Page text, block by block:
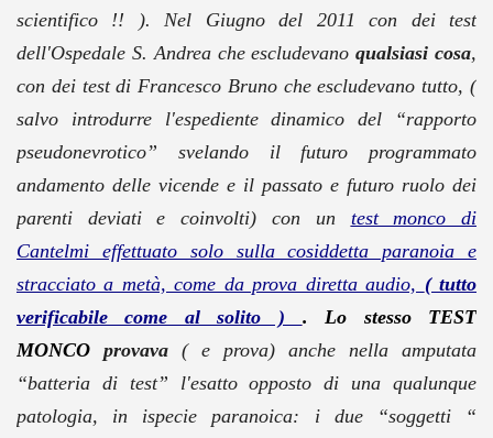
scientifico !! ). Nel Giugno del 2011 con dei test
dell'Ospedale S. Andrea che escludevanoqualsiasi cosa,
con dei test di Francesco Bruno che escludevano tutto, (
salvo introdurre l'espediente dinamico del “rapporto
pseudonevrotico” svelando il futuro programmato
andamento delle vicende e il passato e futuro ruolo dei
parenti deviati e coinvolti) con un test monco di
Cantelmi effettuato solo sulla cosiddetta paranoia e
stracciato a metà, come da prova diretta audio, ( tutto
verificabile come al solito ) . Lo stesso TEST
MONCO provava
( e prova) anche nella amputata
“batteria di test” l'esatto opposto di una qualunque
patologia, in ispecie paranoica: i due “soggetti “